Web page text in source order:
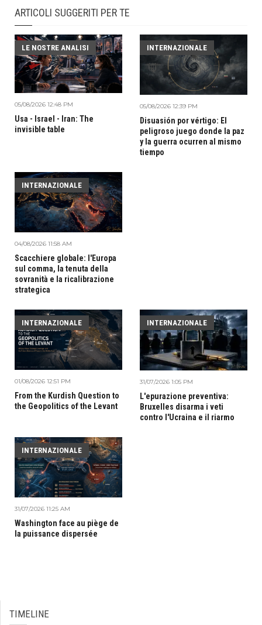
ARTICOLI SUGGERITI PER TE
LE NOSTRE ANALISI
05/08/2026 12:48 PM
Usa - Israel - Iran: The
invisible table
INTERNAZIONALE
05/08/2026 12:39 PM
Disuasión por vértigo: El
peligroso juego donde la paz
y la guerra ocurren al mismo
tiempo
INTERNAZIONALE
04/08/2026 11:58 AM
Scacchiere globale: l'Europa
sul comma, la tenuta della
sovranità e la ricalibrazione
strategica
INTERNAZIONALE
01/08/2026 12:51 PM
From the Kurdish Question to
the Geopolitics of the Levant
INTERNAZIONALE
31/07/2026 1:05 PM
L'epurazione preventiva:
Bruxelles disarma i veti
contro l'Ucraina e il riarmo
INTERNAZIONALE
31/07/2026 11:25 AM
Washington face au piège de
la puissance dispersée
TIMELINE